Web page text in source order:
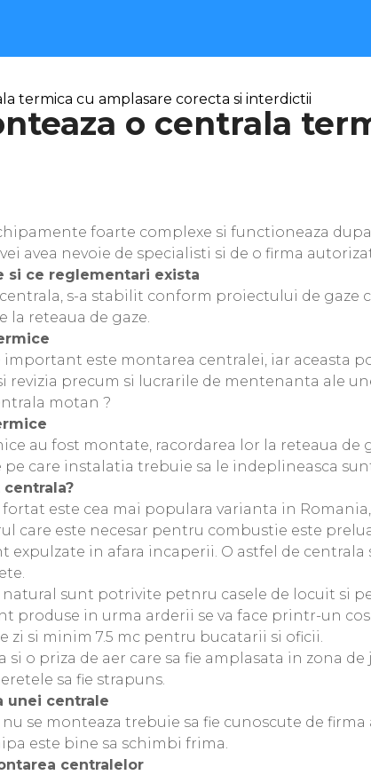
termica cu amplasare corecta si interdictii
o centrala
foarte complexe si functioneaza
avea nevoie de specialisti si de o firma
si ce reglementari exista
s-a stabilit conform proiectului de
la reteaua de gaze.
este montarea centralei, iar aceasta
revizia precum si lucrarile de mentenanta ale
motan ?
au fost montate, racordarea lor la reteaua de
care instalatia trebuie sa le indeplineasca
este cea mai populara varianta in
care este necesar pentru combustie este
expulzate in afara incaperii. O astfel de
sunt potrivite petnru casele de locuit si
produse in urma arderii se va face printr-un
zi si minim 7.5 mc pentru bucatarii si oficii.
si o priza de aer care sa fie amplasata in zona
sa fie strapuns.
unei centrale
se monteaza trebuie sa fie cunoscute de
este bine sa schimbi frima.
centralelor